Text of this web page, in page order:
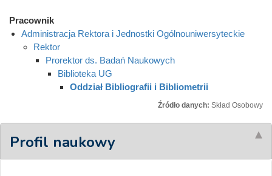
Pracownik
Administracja Rektora i Jednostki Ogólnouniwersyteckie
Rektor
Prorektor ds. Badań Naukowych
Biblioteka UG
Oddział Bibliografii i Bibliometrii
Źródło danych: Skład Osobowy
Profil naukowy